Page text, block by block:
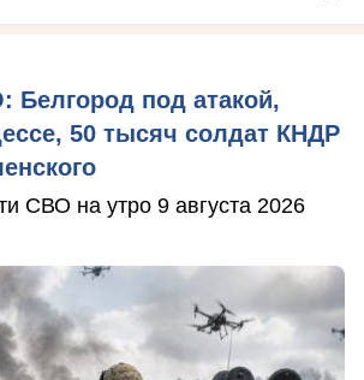
Белгород под атакой,
50 тысяч солдат КНДР
СВО на утро 9 августа 2026